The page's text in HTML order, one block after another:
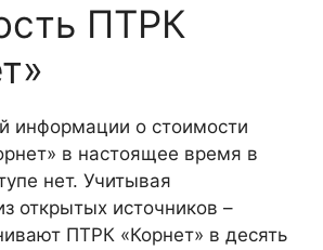
ПТРК
информации о стоимости
в настоящее время в
нет. Учитывая
открытых источников –
ПТРК «Корнет» в десять